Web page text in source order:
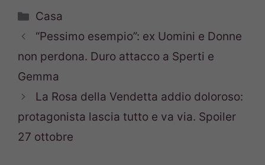
Categorie
Casa
“Pessimo esempio”: ex Uomini e Donne
non perdona. Duro attacco a Sperti e
Gemma
La Rosa della Vendetta addio doloroso:
protagonista lascia tutto e va via. Spoiler
27 ottobre